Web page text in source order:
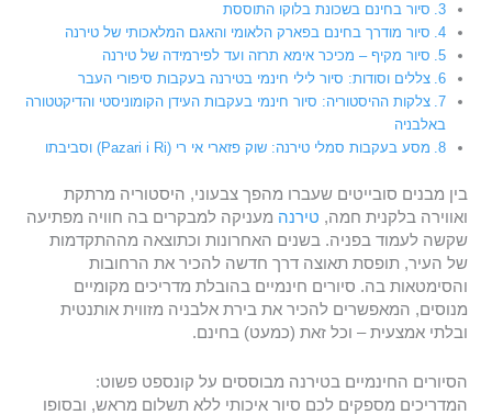
סיור בחינם בשכונת בלוקו התוססת
סיור מודרך בחינם בפארק הלאומי והאגם המלאכותי של טירנה
סיור מקיף – מכיכר אימא תרזה ועד לפירמידה של טירנה
צללים וסודות: סיור לילי חינמי בטירנה בעקבות סיפורי העבר
צלקות ההיסטוריה: סיור חינמי בעקבות העידן הקומוניסטי והדיקטטורה
באלבניה
מסע בעקבות סמלי טירנה: שוק פזארי אי רי (Pazari i Ri) וסביבתו
בין מבנים סובייטים שעברו מהפך צבעוני, היסטוריה מרתקת
ואווירה בלקנית חמה, טירנה מעניקה למבקרים בה חוויה מפתיעה
שקשה לעמוד בפניה. בשנים האחרונות וכתוצאה מההתקדמות
של העיר, תופסת תאוצה דרך חדשה להכיר את הרחובות
והסימטאות בה. סיורים חינמיים בהובלת מדריכים מקומיים
מנוסים, המאפשרים להכיר את בירת אלבניה מזווית אותנטית
ובלתי אמצעית – וכל זאת (כמעט) בחינם.
הסיורים החינמיים בטירנה מבוססים על קונספט פשוט:
המדריכים מספקים לכם סיור איכותי ללא תשלום מראש, ובסופו